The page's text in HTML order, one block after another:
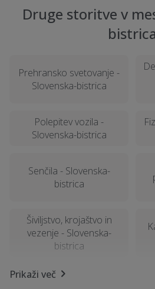
Druge storitve v
Prehransko svetovanje -
Slovenska-bistrica
Polepitev vozila -
Slovenska-bistrica
Senčila - Slovenska-
bistrica
Šiviljstvo, krojaštvo in
vezenje - Slovenska-
bistrica
Računalništvo in IT
Prikaži več